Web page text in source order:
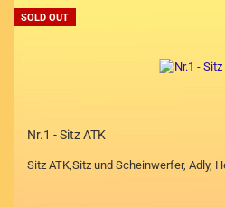
SOLD OUT
Nr.1 - Sitz ATK
Sitz ATK,Sitz und Scheinwerfer, Adly,